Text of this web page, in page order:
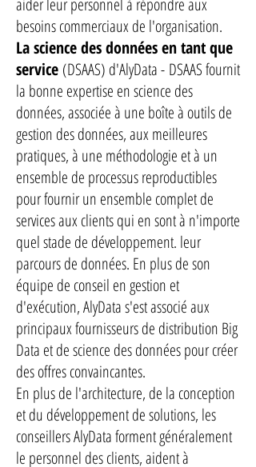
aider leur personnel à répondre aux
besoins commerciaux de l'organisation.
La science des données en tant que
service (DSAAS) d'AlyData - DSAAS fournit
la bonne expertise en science des
données, associée à une boîte à outils de
gestion des données, aux meilleures
pratiques, à une méthodologie et à un
ensemble de processus reproductibles
pour fournir un ensemble complet de
services aux clients qui en sont à n'importe
quel stade de développement. leur
parcours de données. En plus de son
équipe de conseil en gestion et
d'exécution, AlyData s'est associé aux
principaux fournisseurs de distribution Big
Data et de science des données pour créer
des offres convaincantes.
En plus de l'architecture, de la conception
et du développement de solutions, les
conseillers AlyData forment généralement
le personnel des clients, aident à